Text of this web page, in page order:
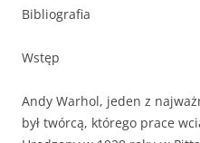
Bibliografia
Wstęp
Andy Warhol, jeden z
był twórcą, którego prace